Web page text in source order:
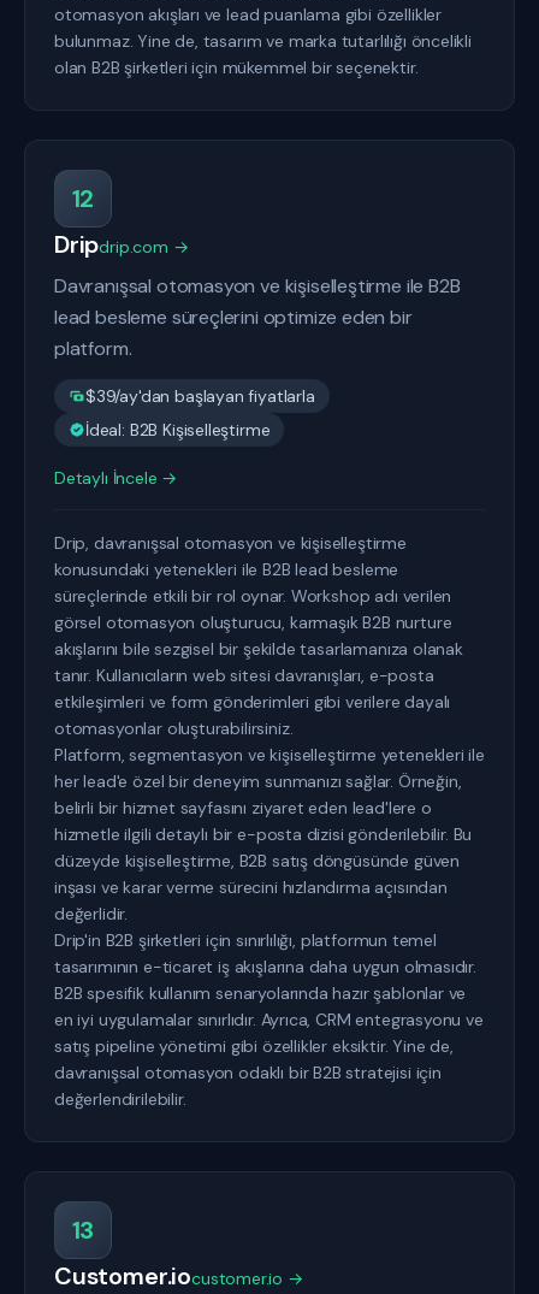
otomasyon akışları ve lead puanlama gibi özellikler
bulunmaz. Yine de, tasarım ve marka tutarlılığı öncelikli
olan B2B şirketleri için mükemmel bir seçenektir.
12
Dripdrip.com →
Davranışsal otomasyon ve kişiselleştirme ile B2B
lead besleme süreçlerini optimize eden bir
platform.
$39/ay'dan başlayan fiyatlarla
İdeal: B2B Kişiselleştirme
Detaylı İncele →
Drip, davranışsal otomasyon ve kişiselleştirme
konusundaki yetenekleri ile B2B lead besleme
süreçlerinde etkili bir rol oynar. Workshop adı verilen
görsel otomasyon oluşturucu, karmaşık B2B nurture
akışlarını bile sezgisel bir şekilde tasarlamanıza olanak
tanır. Kullanıcıların web sitesi davranışları, e-posta
etkileşimleri ve form gönderimleri gibi verilere dayalı
otomasyonlar oluşturabilirsiniz.
Platform, segmentasyon ve kişiselleştirme yetenekleri ile
her lead'e özel bir deneyim sunmanızı sağlar. Örneğin,
belirli bir hizmet sayfasını ziyaret eden lead'lere o
hizmetle ilgili detaylı bir e-posta dizisi gönderilebilir. Bu
düzeyde kişiselleştirme, B2B satış döngüsünde güven
inşası ve karar verme sürecini hızlandırma açısından
değerlidir.
Drip'in B2B şirketleri için sınırlılığı, platformun temel
tasarımının e-ticaret iş akışlarına daha uygun olmasıdır.
B2B spesifik kullanım senaryolarında hazır şablonlar ve
en iyi uygulamalar sınırlıdır. Ayrıca, CRM entegrasyonu ve
satış pipeline yönetimi gibi özellikler eksiktir. Yine de,
davranışsal otomasyon odaklı bir B2B stratejisi için
değerlendirilebilir.
13
Customer.iocustomer.io →